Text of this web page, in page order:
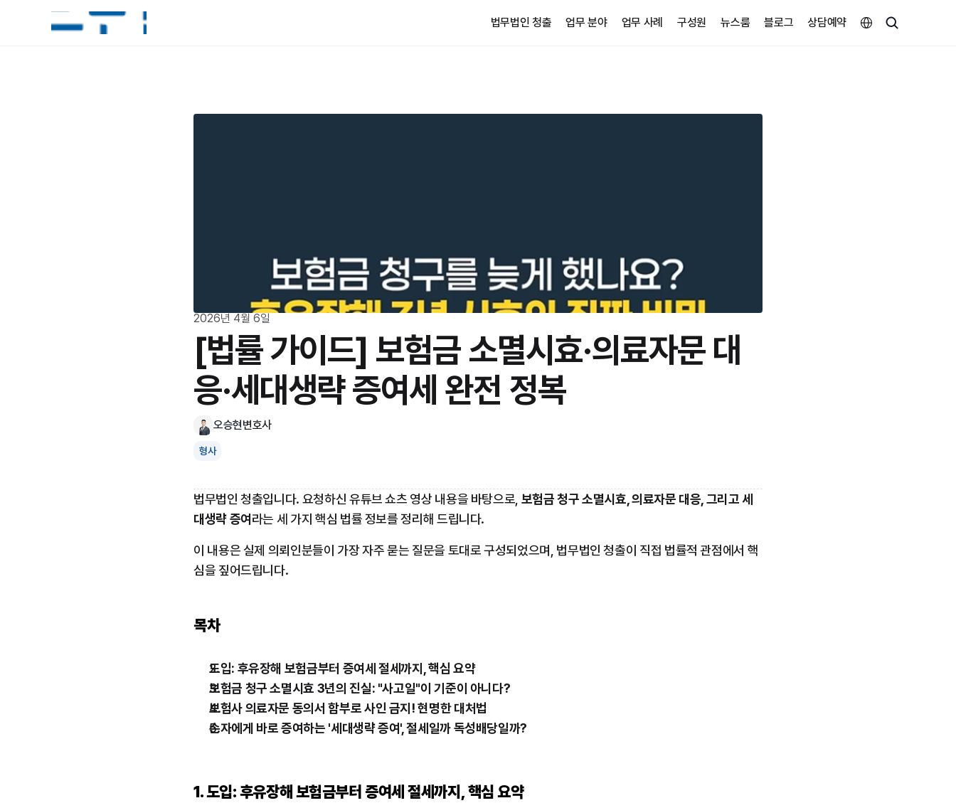
2026년 4월 6일
[법률 가이드] 보험금 소멸시효·의료자문 대
응·세대생략 증여세 완전 정복
오승현변호사
형사
법무법인 청출입니다. 요청하신 유튜브 쇼츠 영상 내용을 바탕으로, 보험금 청구 소멸시효, 의료자문 대응, 그리고 세
대생략 증여 라는 세 가지 핵심 법률 정보를 정리해 드립니다.
이 내용은 실제 의뢰인분들이 가장 자주 묻는 질문을 토대로 구성되었으며, 법무법인 청출이 직접 법률적 관점에서 핵
심을 짚어드립니다.
목차
도입: 후유장해 보험금부터 증여세 절세까지, 핵심 요약
보험금 청구 소멸시효 3년의 진실: "사고일"이 기준이 아니다?
보험사 의료자문 동의서 함부로 사인 금지! 현명한 대처법
손자에게 바로 증여하는 '세대생략 증여', 절세일까 독성배당일까?
1. 도입: 후유장해 보험금부터 증여세 절세까지, 핵심 요약
법무법인 청출 업무 분야 업무 사례 구성원 뉴스룸 블로그 상담예약
Select Language